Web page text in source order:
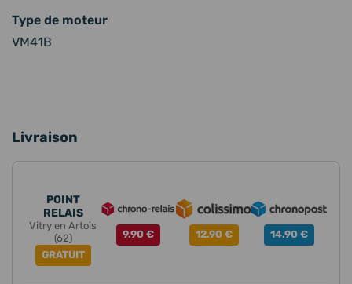
Type de moteur
VM41B
Livraison
POINT
RELAIS
Vitry en Artois
(62)
GRATUIT
9.90 € 12.90 € 14.90 €